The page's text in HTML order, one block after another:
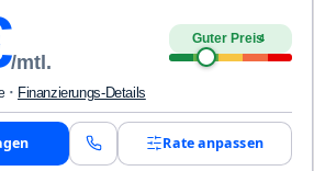
/mtl.
Guter Preis4
· Finanzierungs-Details
Rate anpassen